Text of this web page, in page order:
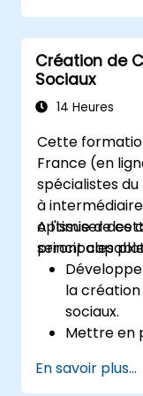
de la mise
stratégie ;
Concevoir
processus
Couvrir
stratégie
œuvre avec
Création de
Sociaux
14 Heures
Cette
France (en
spécialistes
à
optimiser des
principales
A l'issue de
seront
la
sociaux.
Mettre en
TikTok.
En savoir plus...